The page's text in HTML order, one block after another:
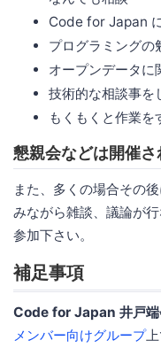
Code for Japan
プログラミングの
オープンデータに
技術的な相談事を
もくもくと作業を
懇親会などは開催
また、多くの場合その
みながら雑談、議論が
参加下さい。
補足事項
Code for Japan 井戸端
メンバー向けグループ